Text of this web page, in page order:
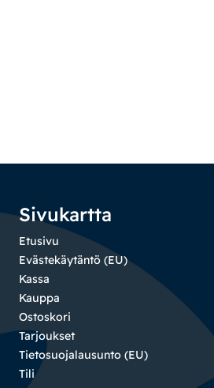
Sivukartta
Etusivu
Evästekäytäntö (EU)
Kassa
Kauppa
Ostoskori
Tarjoukset
Tietosuojalausunto (EU)
Tili